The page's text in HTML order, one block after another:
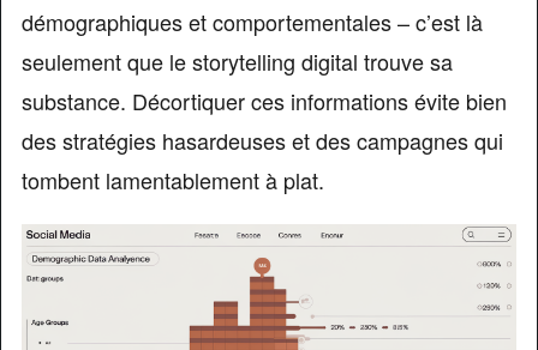
démographiques et comportementales – c’est là
seulement que le storytelling digital trouve sa
substance. Décortiquer ces informations évite bien
des stratégies hasardeuses et des campagnes qui
tombent lamentablement à plat.